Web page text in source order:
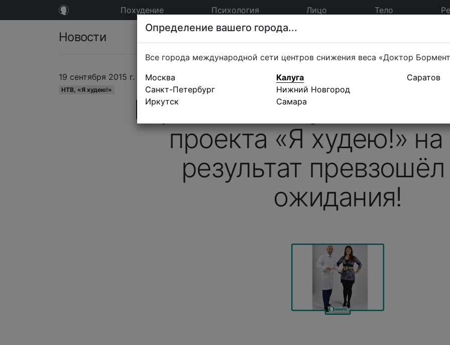
Похудение Психология Лицо Тело
Новости
19 сентября 2015 г.
НТВ, «Я худею!»
Героиня 3 выпуска
проекта «Я худею!»
результат
ожидания!
Определение вашего города...
Все города международной сети центров снижения веса «Доктор
Москва
Санкт-Петербург
Иркутск
Калуга
Нижний Новгород
Самара
Саратов